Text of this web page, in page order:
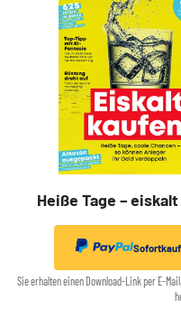
Heiße Tage –
Sofortkauf
Sie erhalten einen Download-Link per E-